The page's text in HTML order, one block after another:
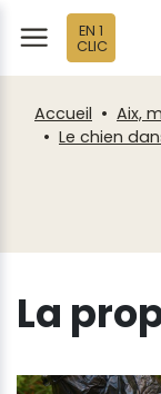
EN 1
CLIC
Accueil Aix,
Le chien
La
Fenêtre
de
chat
Panneau de